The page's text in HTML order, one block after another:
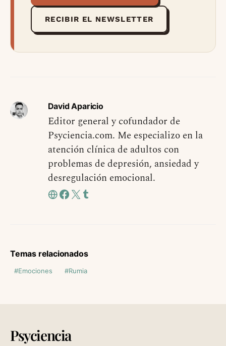
RECIBIR EL NEWSLETTER
David Aparicio
Editor general y cofundador de
Psyciencia.com. Me especializo en la
atención clínica de adultos con
problemas de depresión, ansiedad y
desregulación emocional.
Temas relacionados
Emociones Rumia
Psyciencia